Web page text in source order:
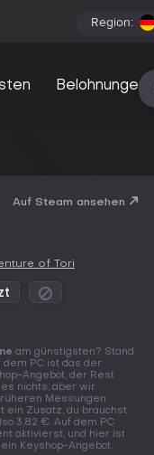
Region:
Belohnungen
Auf Steam ansehen
of Tori
am günstigsten? Stand
dem PC ist das der
Angebot, der Rest
nichts, aber wir
Messungen
ein Zusatz, du brauchst
3,82 €. Auf dem PC
aktivierst, und hier ist
Keyshop-Angebot.